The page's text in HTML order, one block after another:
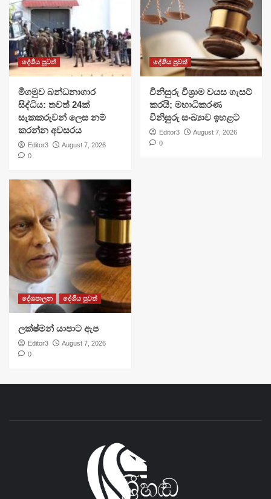
දේශීය පුවත්
මීගමුව බන්ධනාගාර
සිද්ධිය: තවත් 24ක්
සැකකරුවන් ලෙස නම්
කරන්න අවසරය
Editor3
August 7, 2026
0
දේශීය පුවත්
විනිසුරු විශ්‍රාම වයස ගැසට්
කරයි; මහාධිකරණ
විනිසුරු සංඛ්‍යාව ඉහළට
Editor3
August 7, 2026
0
දේශපාලන දේශීය පුවත්
ලක්ෂ්මන් යාපාට ඇප
Editor3
August 7, 2026
0